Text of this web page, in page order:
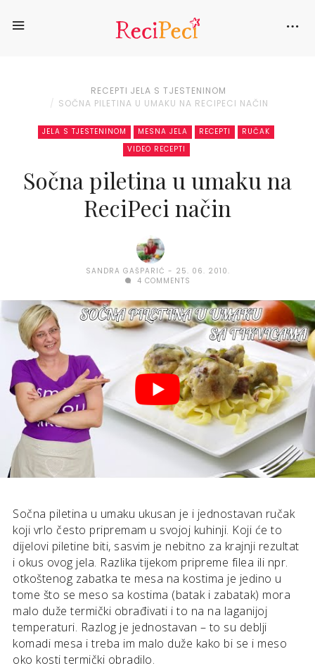
RECEPTI JELA S TJESTENINOM
SOČNA PILETINA U UMAKU NA RECIPECI NAČIN
JELA S TJESTENINOM MESNA JELA RECEPTI
RUČAK
VIDEO RECEPTI
Sočna piletina u umaku na
ReciPeci način
SANDRA GAŠPARIĆ
25. 06. 2010.
4 COMMENTS
Sočna piletina u umaku ukusan je i jednostavan ručak
koji vrlo često pripremam u svojoj kuhinji. Koji će to
dijelovi piletine biti, sasvim je nebitno za krajnji rezultat
i okus ovog jela. Razlika tijekom pripreme filea ili npr.
otkoštenog zabatka te mesa na kostima je jedino u
tome što se meso sa kostima (batak i zabatak) mora
malo duže termički obrađivati i to na na laganijoj
temperaturi. Razlog je jednostavan – to su deblji
komadi mesa i treba im malo duže kako bi se i meso
oko kosti termički obradilo.